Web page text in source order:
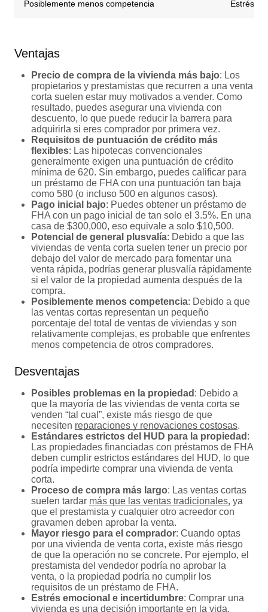
Posiblemente menos competencia Estrés
Ventajas
Precio de compra de la vivienda más bajo: Los
propietarios y prestamistas que recurren a una venta
corta suelen estar muy motivados a vender. Como
resultado, puedes asegurar una vivienda con
descuento, lo que puede reducir la barrera para
adquirirla si eres comprador por primera vez.
Requisitos de puntuación de crédito más
flexibles: Las hipotecas convencionales
generalmente exigen una puntuación de crédito
mínima de 620. Sin embargo, puedes calificar para
un préstamo de FHA con una puntuación tan baja
como 580 (o incluso 500 en algunos casos).
Pago inicial bajo: Puedes obtener un préstamo de
FHA con un pago inicial de tan solo el 3.5%. En una
casa de $300,000, eso equivale a solo $10,500.
Potencial de general plusvalía: Debido a que las
viviendas de venta corta suelen tener un precio por
debajo del valor de mercado para fomentar una
venta rápida, podrías generar plusvalía rápidamente
si el valor de la propiedad aumenta después de la
compra.
Posiblemente menos competencia: Debido a que
las ventas cortas representan un pequeño
porcentaje del total de ventas de viviendas y son
relativamente complejas, es probable que enfrentes
menos competencia de otros compradores.
Desventajas
Posibles problemas en la propiedad : Debido a
que la mayoría de las viviendas de venta corta se
venden “tal cual”, existe más riesgo de que
necesiten reparaciones y renovaciones costosas.
Estándares estrictos del HUD para la propiedad :
Las propiedades financiadas con préstamos de FHA
deben cumplir estrictos estándares del HUD, lo que
podría impedirte comprar una vivienda de venta
corta.
Proceso de compra más largo: Las ventas cortas
suelen tardar más que las ventas tradicionales, ya
que el prestamista y cualquier otro acreedor con
gravamen deben aprobar la venta.
Mayor riesgo para el comprador: Cuando optas
por una vivienda de venta corta, existe más riesgo
de que la operación no se concrete. Por ejemplo, el
prestamista del vendedor podría no aprobar la
venta, o la propiedad podría no cumplir los
requisitos de un préstamo de FHA.
Estrés emocional e incertidumbre: Comprar una
vivienda es una decisión importante en la vida.